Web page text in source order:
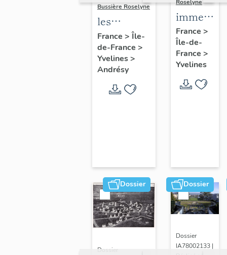
Bussière Roselyne
les
immeubles,
maisons et
fermes du
canton
d'Andrésy
France > Île-
de-France >
Yvelines>
Andrésy
Roselyne
maisons,
fermes
France >
Île-de-
France >
Yvelines
Dossier
Dossier
Dossier
Dossier
IA78002133 |